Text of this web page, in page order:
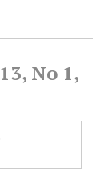
No 1,